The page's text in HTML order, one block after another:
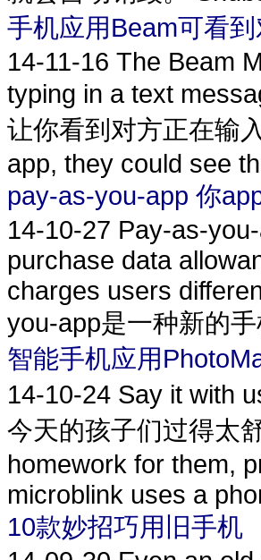
手机应用Beam可看
14-11-16 The Beam
typing in a text
让你看到对方正在输
app, they could see
pay-as-you-app 你
14-10-27 Pay-as-
purchase data
charges users
you-app是一种新的
智能手机应用
14-10-24 Say it with
今天的孩子们过得太
homework for them,
microblink uses a
10款妙招巧用旧手机